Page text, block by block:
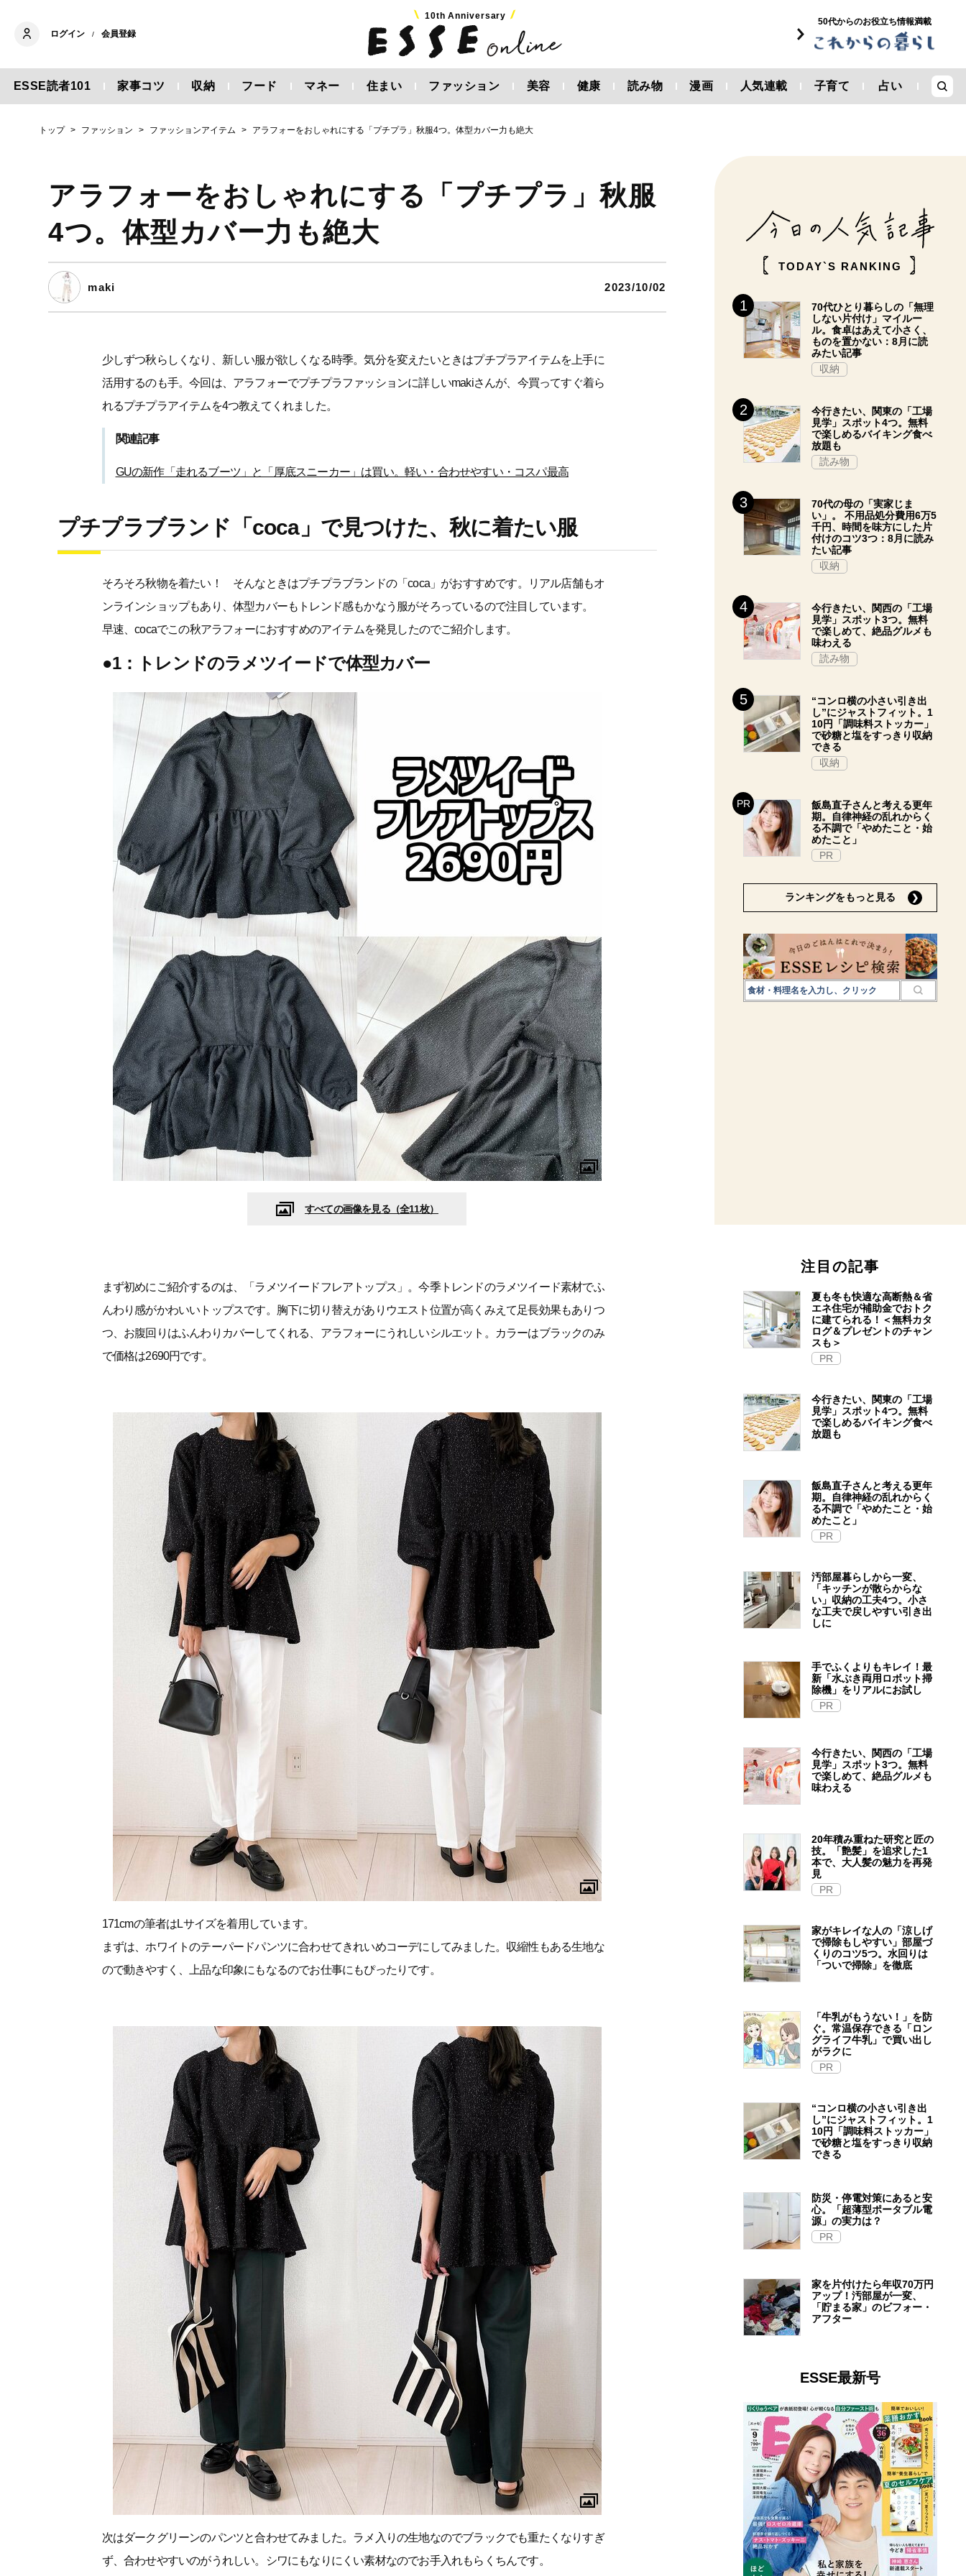
ログイン / 会員登録
10th Anniversary
50代からのお役立ち情報満載
ESSE読者101 家事コツ 収納 フード マネー 住まい ファッション 美容 健康 読み物 漫画 人気連載 子育て 占い
トップ ファッション ファッションアイテム アラフォーをおしゃれにする「プチプラ」秋服4つ。体型カバー力も絶大
アラフォーをおしゃれにする「プチプラ」秋服
4つ。体型カバー力も絶大
maki 2023/10/02
少しずつ秋らしくなり、新しい服が欲しくなる時季。気分を変えたいときはプチプラアイテムを上手に
活用するのも手。今回は、アラフォーでプチプラファッションに詳しいmakiさんが、今買ってすぐ着ら
れるプチプラアイテムを4つ教えてくれました。
関連記事
GUの新作「走れるブーツ」と「厚底スニーカー」は買い。軽い・合わせやすい・コスパ最高
プチプラブランド「coca」で見つけた、秋に着たい服
そろそろ秋物を着たい！ そんなときはプチプラブランドの「coca」がおすすめです。リアル店舗もオ
ンラインショップもあり、体型カバーもトレンド感もかなう服がそろっているので注目しています。
早速、cocaでこの秋アラフォーにおすすめのアイテムを発見したのでご紹介します。
●1：トレンドのラメツイードで体型カバー
すべての画像を見る（全11枚）
まず初めにご紹介するのは、「ラメツイードフレアトップス」。今季トレンドのラメツイード素材でふ
んわり感がかわいいトップスです。胸下に切り替えがありウエスト位置が高くみえて足長効果もありつ
つ、お腹回りはふんわりカバーしてくれる、アラフォーにうれしいシルエット。カラーはブラックのみ
で価格は2690円です。
171cmの筆者はLサイズを着用しています。
まずは、ホワイトのテーパードパンツに合わせてきれいめコーデにしてみました。収縮性もある生地な
ので動きやすく、上品な印象にもなるのでお仕事にもぴったりです。
次はダークグリーンのパンツと合わせてみました。ラメ入りの生地なのでブラックでも重たくなりすぎ
ず、合わせやすいのがうれしい。シワにもなりにくい素材なのでお手入れもらくちんです。
TODAY`S RANKING
70代ひとり暮らしの「無理
しない片付け」マイルー
ル。食卓はあえて小さく、
ものを置かない：8月に読
みたい記事
収納
今行きたい、関東の「工場
見学」スポット4つ。無料
で楽しめるバイキング食べ
放題も
読み物
70代の母の「実家じま
い」。 不用品処分費用6万5
千円、時間を味方にした片
付けのコツ3つ：8月に読み
たい記事
収納
今行きたい、関西の「工場
見学」スポット3つ。無料
で楽しめて、絶品グルメも
味わえる
読み物
“コンロ横の小さい引き出
し”にジャストフィット。1
10円「調味料ストッカー」
で砂糖と塩をすっきり収納
できる
収納
飯島直子さんと考える更年
期。自律神経の乱れからく
る不調で「やめたこと・始
めたこと」
PR
ランキングをもっと見る
注目の記事
夏も冬も快適な高断熱＆省
エネ住宅が補助金でおトク
に建てられる！＜無料カタ
ログ＆プレゼントのチャン
スも＞
PR
今行きたい、関東の「工場
見学」スポット4つ。無料
で楽しめるバイキング食べ
放題も
飯島直子さんと考える更年
期。自律神経の乱れからく
る不調で「やめたこと・始
めたこと」
PR
汚部屋暮らしから一変、
「キッチンが散らからな
い」収納の工夫4つ。小さ
な工夫で戻しやすい引き出
しに
手でふくよりもキレイ！最
新「水ぶき両用ロボット掃
除機」をリアルにお試し
PR
今行きたい、関西の「工場
見学」スポット3つ。無料
で楽しめて、絶品グルメも
味わえる
20年積み重ねた研究と匠の
技。「艶髪」を追求した1
本で、大人髪の魅力を再発
見
PR
家がキレイな人の「涼しげ
で掃除もしやすい」部屋づ
くりのコツ5つ。水回りは
「ついで掃除」を徹底
「牛乳がもうない！」を防
ぐ。常温保存できる「ロン
グライフ牛乳」で買い出し
がラクに
PR
“コンロ横の小さい引き出
し”にジャストフィット。1
10円「調味料ストッカー」
で砂糖と塩をすっきり収納
できる
防災・停電対策にあると安
心。「超薄型ポータブル電
源」の実力は？​
PR
家を片付けたら年収70万円
アップ！汚部屋が一変、
「貯まる家」のビフォー・
アフター
ESSE最新号